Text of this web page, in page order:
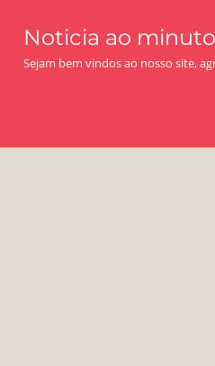
content
Noticia ao minuto
Sejam bem vindos ao nosso site,